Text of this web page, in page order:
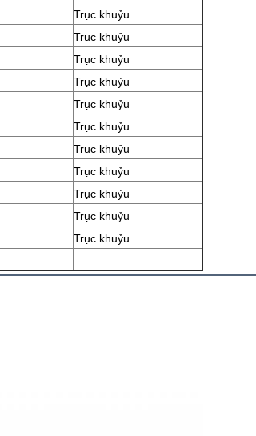
Trục khuỷu
Trục khuỷu
Trục khuỷu
Trục khuỷu
Trục khuỷu
Trục khuỷu
Trục khuỷu
Trục khuỷu
Trục khuỷu
Trục khuỷu
Trục khuỷu